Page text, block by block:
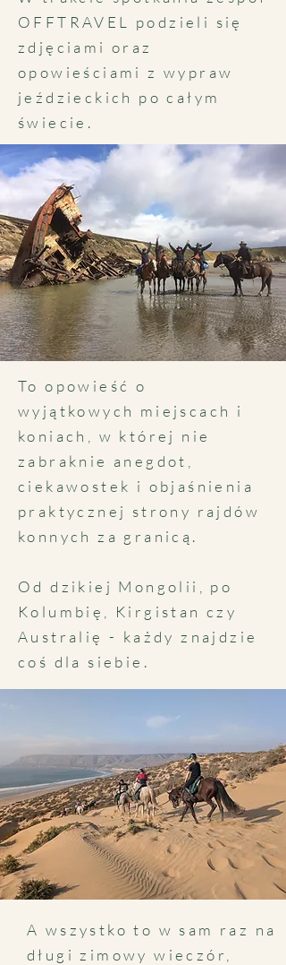
OFFTRAVEL podzieli się
zdjęciami oraz
opowieściami z wypraw
jeździeckich po całym
świecie.
To opowieść o
wyjątkowych miejscach i
koniach, w której nie
zabraknie anegdot,
ciekawostek i objaśnienia
praktycznej strony rajdów
konnych za granicą.
Od dzikiej Mongolii, po
Kolumbię, Kirgistan czy
Australię - każdy znajdzie
coś dla siebie.
A wszystko to w sam raz na
długi zimowy wieczór,